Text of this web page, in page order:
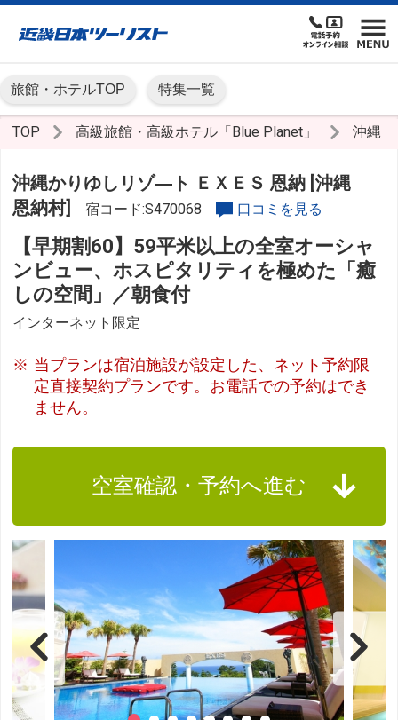
旅館・ホテルTOP 特集一覧
TOP 高級旅館・高級ホテル「Blue Planet」 沖縄
沖縄かりゆしリゾ―ト ＥＸＥＳ 恩納 [沖縄
恩納村]
宿コード:S470068 口コミを見る
【早期割60】59平米以上の全室オーシャ
ンビュー、ホスピタリティを極めた「癒
しの空間」／朝食付
インターネット限定
当プランは宿泊施設が設定した、ネット予約限
定直接契約プランです。お電話での予約はでき
ません。
空室確認・予約へ進む